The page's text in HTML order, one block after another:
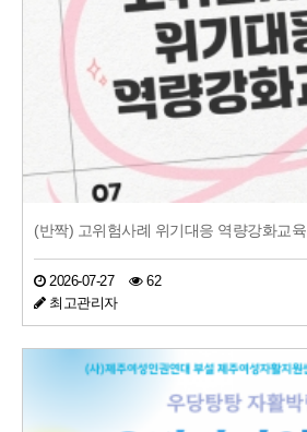
(반짝) 고위험사례 위기대응 역량강화교육
2026-07-27
62
최고관리자